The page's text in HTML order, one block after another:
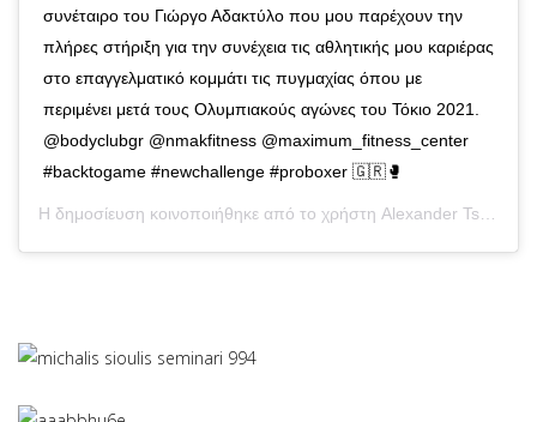
συνέταιρο του Γιώργο Αδακτύλο που μου παρέχουν την
πλήρες στήριξη για την συνέχεια τις αθλητικής μου καριέρας
στο επαγγελματικό κομμάτι τις πυγμαχίας όπου με
περιμένει μετά τους Ολυμπιακούς αγώνες του Τόκιο 2021.
@bodyclubgr @nmakfitness @maximum_fitness_center
#backtogame #newchallenge #proboxer 🇬🇷🥊
Η δημοσίευση κοινοποιήθηκε από το χρήστη Alexander Tsanikides jr